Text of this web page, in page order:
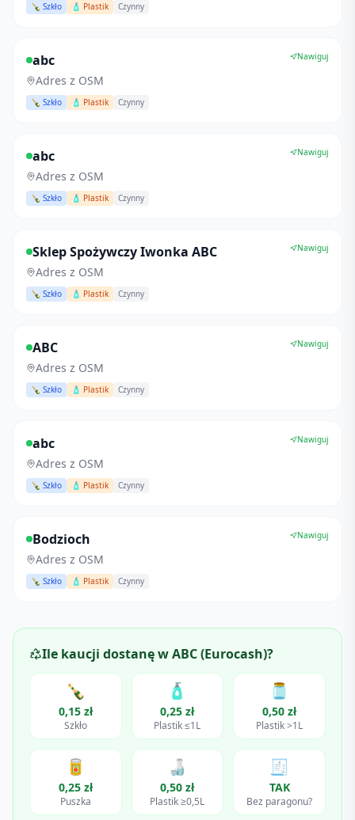
🍾 Szkło 🧴 Plastik Czynny
abc
Adres z OSM
🍾 Szkło 🧴 Plastik Czynny
Nawiguj
abc
Adres z OSM
🍾 Szkło 🧴 Plastik Czynny
Nawiguj
Sklep Spożywczy Iwonka ABC
Adres z OSM
🍾 Szkło 🧴 Plastik Czynny
Nawiguj
ABC
Adres z OSM
🍾 Szkło 🧴 Plastik Czynny
Nawiguj
abc
Adres z OSM
🍾 Szkło 🧴 Plastik Czynny
Nawiguj
Bodzioch
Adres z OSM
🍾 Szkło 🧴 Plastik Czynny
Nawiguj
Ile kaucji dostanę wABC (Eurocash)?
🍾
0,15 zł
Szkło
🧴
0,25 zł
Plastik ≤1L
🫙
0,50 zł
Plastik >1L
🥫
0,25 zł
Puszka
🍶
0,50 zł
Plastik ≥0,5L
🧾
TAK
Bez paragonu?